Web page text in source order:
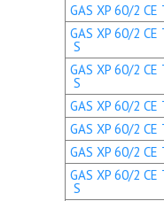
GAS XP 60/2 CE
GAS XP 60/2 CE
S
GAS XP 60/2
S
GAS XP 60/2 CE
GAS XP 60/2 CE
GAS XP 60/2 CE
GAS XP 60/2
S